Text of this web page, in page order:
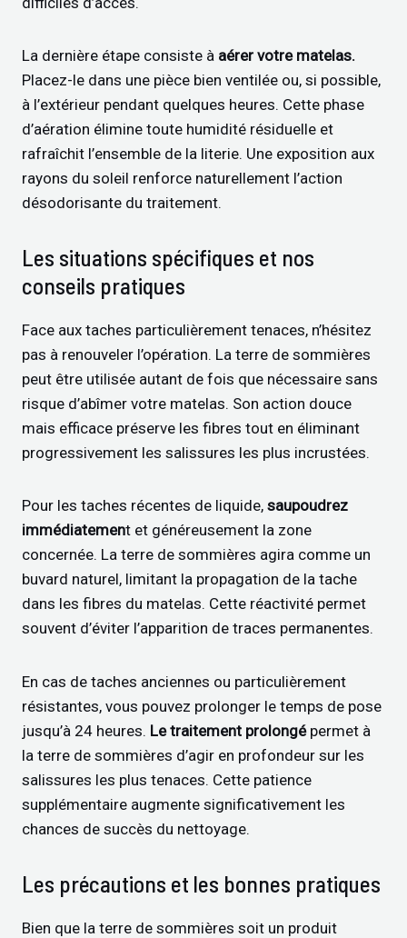
La dernière étape consiste à aérer votre matelas.
Placez-le dans une pièce bien ventilée ou, si possible,
à l’extérieur pendant quelques heures. Cette phase
d’aération élimine toute humidité résiduelle et
rafraîchit l’ensemble de la literie. Une exposition aux
rayons du soleil renforce naturellement l’action
désodorisante du traitement.
Les situations spécifiques et nos
conseils pratiques
Face aux taches particulièrement tenaces, n’hésitez
pas à renouveler l’opération. La terre de sommières
peut être utilisée autant de fois que nécessaire sans
risque d’abîmer votre matelas. Son action douce
mais efficace préserve les fibres tout en éliminant
progressivement les salissures les plus incrustées.
Pour les taches récentes de liquide, saupoudrez
immédiatement et généreusement la zone
concernée. La terre de sommières agira comme un
buvard naturel, limitant la propagation de la tache
dans les fibres du matelas. Cette réactivité permet
souvent d’éviter l’apparition de traces permanentes.
En cas de taches anciennes ou particulièrement
résistantes, vous pouvez prolonger le temps de pose
jusqu’à 24 heures. Le traitement prolongépermet à
la terre de sommières d’agir en profondeur sur les
salissures les plus tenaces. Cette patience
supplémentaire augmente significativement les
chances de succès du nettoyage.
Les précautions et les bonnes pratiques
Bien que la terre de sommières soit un produit